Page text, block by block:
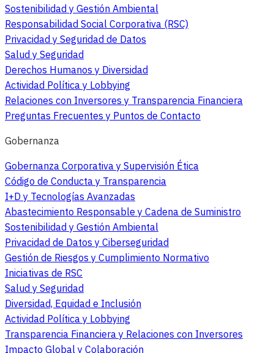
Sostenibilidad y Gestión Ambiental
Responsabilidad Social Corporativa (RSC)
Privacidad y Seguridad de Datos
Salud y Seguridad
Derechos Humanos y Diversidad
Actividad Política y Lobbying
Relaciones con Inversores y Transparencia Financiera
Preguntas Frecuentes y Puntos de Contacto
Gobernanza
Gobernanza Corporativa y Supervisión Ética
Código de Conducta y Transparencia
I+D y Tecnologías Avanzadas
Abastecimiento Responsable y Cadena de Suministro
Sostenibilidad y Gestión Ambiental
Privacidad de Datos y Ciberseguridad
Gestión de Riesgos y Cumplimiento Normativo
Iniciativas de RSC
Salud y Seguridad
Diversidad, Equidad e Inclusión
Actividad Política y Lobbying
Transparencia Financiera y Relaciones con Inversores
Impacto Global y Colaboración